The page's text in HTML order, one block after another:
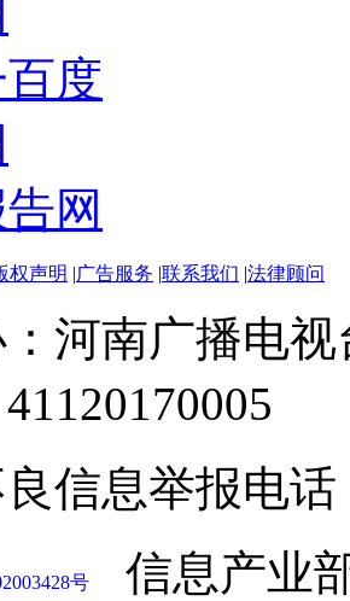
度
网
权声明 |广告服务 |联系我们 |法律顾问
：河南广播电
信息举报电话
号
信息产业